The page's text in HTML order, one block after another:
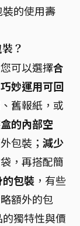
的使用壽
？
可以選擇合
巧妙運用可回
舊報紙，或
的內部空
包裝； 減少
，再搭配簡
包裝 ，有些
額外的包
獨特性與價